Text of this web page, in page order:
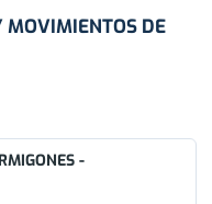
MOVIMIENTOS DE
-